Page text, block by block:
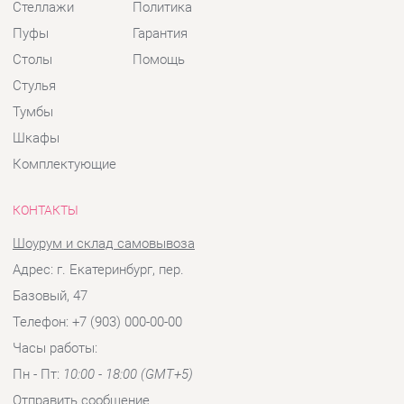
Комплектующие
КОНТАКТЫ
Шоурум и склад самовывоза
Адрес: г. Екатеринбург, пер.
Базовый, 47
Телефон: +7 (903) 000-00-00
Пн - Пт:10:00 - 18:00 (GMT+5)
Отправить сообщение